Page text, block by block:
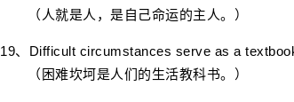
（人就是人，是自己命运的主人。）
19、Difficult circumstances serve as a
（困难坎坷是人们的生活教科书。）